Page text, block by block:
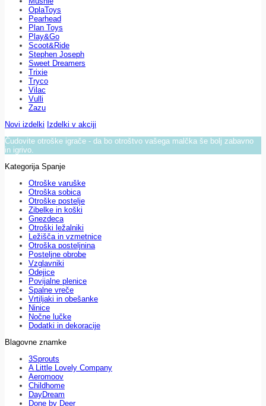
OplaToys
Pearhead
Plan Toys
Play&Go
Scoot&Ride
Stephen Joseph
Sweet Dreamers
Trixie
Tryco
Vilac
Vulli
Zazu
Novi izdelki Izdelki v akciji
Čudovite otroške igrače - da bo otroštvo vašega malčka še bolj zabavno
in igrivo.
Kategorija Spanje
Otroške varuške
Otroška sobica
Otroške postelje
Zibelke in koški
Gnezdeca
Otroški ležalniki
Ležišča in vzmetnice
Otroška posteljnina
Posteljne obrobe
Vzglavniki
Odejice
Povijalne plenice
Spalne vreče
Vrtiljaki in obešanke
Ninice
Nočne lučke
Dodatki in dekoracije
Blagovne znamke
3Sprouts
A Little Lovely Company
Aeromoov
Childhome
DayDream
Done by Deer